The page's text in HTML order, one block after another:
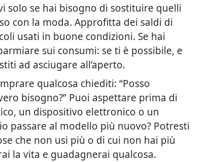
solo se hai bisogno di sostituire quelli
con la moda. Approfitta dei saldi di
usati in buone condizioni. Se hai
sui consumi: se ti è possibile, e
ad asciugare all’aperto.
qualcosa chiediti: “Posso
bisogno?” Puoi aspettare prima di
un dispositivo elettronico o un
passare al modello più nuovo? Potresti
che non usi più o di cui non hai più
la vita e guadagnerai qualcosa.